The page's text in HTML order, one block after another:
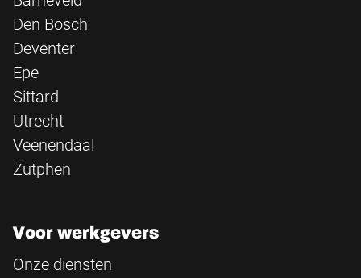
Den Bosch
Deventer
Epe
Sittard
Utrecht
Veenendaal
Zutphen
Voor werkgevers
Onze diensten